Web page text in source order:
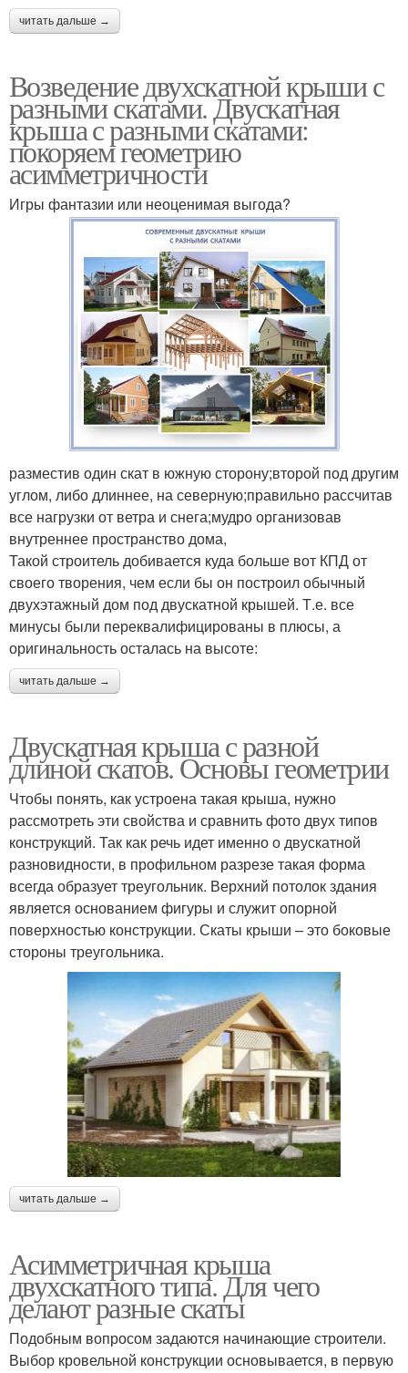
читать дальше →
Возведение двухскатной крыши с
разными скатами. Двускатная
крыша с разными скатами:
покоряем геометрию
асимметричности
Игры фантазии или неоценимая выгода?
разместив один скат в южную сторону;второй под другим
углом, либо длиннее, на северную;правильно рассчитав
все нагрузки от ветра и снега;мудро организовав
внутреннее пространство дома,
Такой строитель добивается куда больше вот КПД от
своего творения, чем если бы он построил обычный
двухэтажный дом под двускатной крышей. Т.е. все
минусы были переквалифицированы в плюсы, а
оригинальность осталась на высоте:
читать дальше →
Двускатная крыша с разной
длиной скатов. Основы геометрии
Чтобы понять, как устроена такая крыша, нужно
рассмотреть эти свойства и сравнить фото двух типов
конструкций. Так как речь идет именно о двускатной
разновидности, в профильном разрезе такая форма
всегда образует треугольник. Верхний потолок здания
является основанием фигуры и служит опорной
поверхностью конструкции. Скаты крыши – это боковые
стороны треугольника.
читать дальше →
Асимметричная крыша
двухскатного типа. Для чего
делают разные скаты
Подобным вопросом задаются начинающие строители.
Выбор кровельной конструкции основывается, в первую